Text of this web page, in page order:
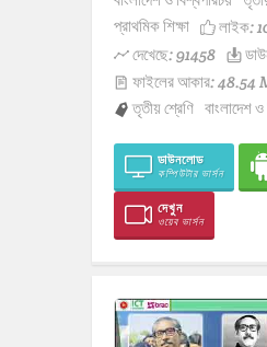
প্রাথমিক শিক্ষা
লাইক:
দেখেছে: 91458
ফাইলের আকার: 48.54
তৃতীয় শ্রেণি বাংলাদেশ
ডাউনলোড
কম্পিউটার ভার্সন
দেখুন
ওয়েব ভার্সন